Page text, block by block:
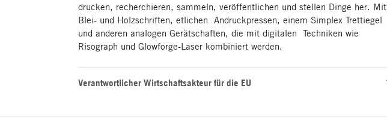
drucken, recherchieren, sammeln, veröffentlichen und stellen Dinge her. Mit
Blei- und Holzschriften, etlichen Andruckpressen, einem Simplex Trettiegel
und anderen ­analogen Gerät­schaften, die mit digitalen Techniken wie
Risograph und Glowforge-Laser kombiniert werden.
Verantwortlicher Wirtschaftsakteur für die EU